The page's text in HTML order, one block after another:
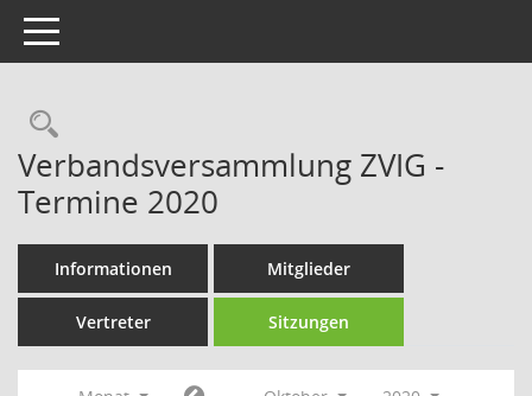
Toggle navigation
Rechercheauswahl
Verbandsversammlung ZVIG -
Termine 2020
Informationen Mitglieder
Vertreter Sitzungen